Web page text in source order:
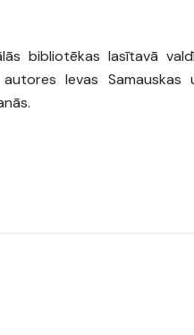
bibliotēkas lasītavā
Ievas Samauskas